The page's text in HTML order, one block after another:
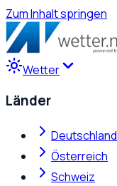
Zum Inhalt springen
Wetter
Länder
Deutschland
Österreich
Schweiz